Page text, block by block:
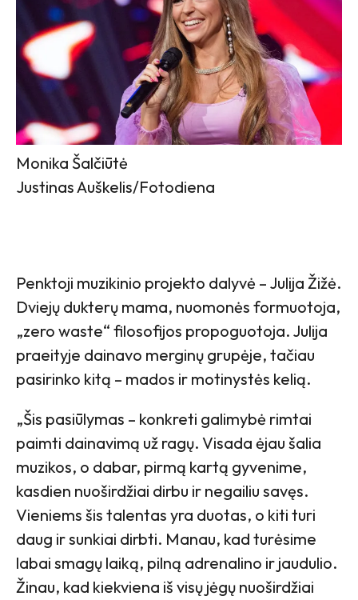
Monika Šalčiūtė
Justinas Auškelis/Fotodiena
Penktoji muzikinio projekto dalyvė – Julija Žižė.
Dviejų dukterų mama, nuomonės formuotoja,
„zero waste“ filosofijos propoguotoja. Julija
praeityje dainavo merginų grupėje, tačiau
pasirinko kitą – mados ir motinystės kelią.
„Šis pasiūlymas – konkreti galimybė rimtai
paimti dainavimą už ragų. Visada ėjau šalia
muzikos, o dabar, pirmą kartą gyvenime,
kasdien nuoširdžiai dirbu ir negailiu savęs.
Vieniems šis talentas yra duotas, o kiti turi
daug ir sunkiai dirbti. Manau, kad turėsime
labai smagų laiką, pilną adrenalino ir jaudulio.
Žinau, kad kiekviena iš visų jėgų nuoširdžiai